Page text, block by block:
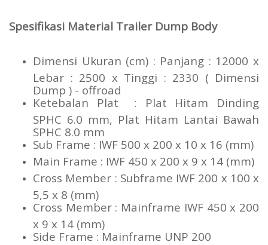
Spesifikasi Material Trailer Dump Body
Dimensi Ukuran (cm) : Panjang : 12000 x
Lebar : 2500 x Tinggi : 2330 ( Dimensi
Dump ) - offroad
Ketebalan Plat : Plat Hitam Dinding
SPHC 6.0 mm, Plat Hitam Lantai Bawah
SPHC 8.0 mm
Sub Frame : IWF 500 x 200 x 10 x 16 (mm)
Main Frame : IWF 450 x 200 x 9 x 14 (mm)
Cross Member : Subframe IWF 200 x 100 x
5,5 x 8 (mm)
Cross Member : Mainframe IWF 450 x 200
x 9 x 14 (mm)
Side Frame : Mainframe UNP 200